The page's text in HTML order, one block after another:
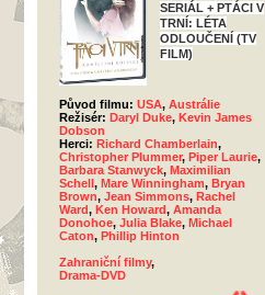
SERIÁL + PTÁCI V
TRNÍ: LÉTA
ODLOUČENÍ (TV
FILM)
Původ filmu: USA, Austrálie
Režisér: Daryl Duke, Kevin James
Dobson
Herci: Richard Chamberlain,
Christopher Plummer, Piper Laurie,
Barbara Stanwyck, Maximilian
Schell, Mare Winningham, Bryan
Brown, Jean Simmons, Rachel
Ward, Ken Howard, Amanda
Donohoe, Julia Blake, Michael
Caton, Phillip Hinton
Zahraniční filmy,
Drama-DVD